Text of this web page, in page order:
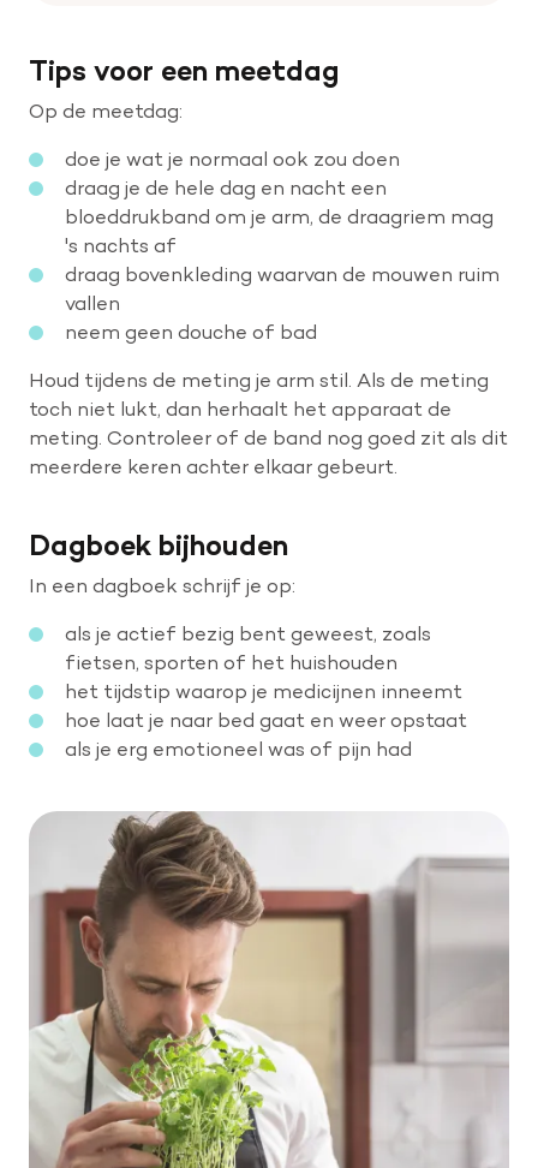
Tips voor een meetdag
Op de meetdag:
doe je wat je normaal ook zou doen
draag je de hele dag en nacht een
bloeddrukband om je arm, de draagriem mag
's nachts af
draag bovenkleding waarvan de mouwen ruim
vallen
neem geen douche of bad
Houd tijdens de meting je arm stil. Als de meting
toch niet lukt, dan herhaalt het apparaat de
meting. Controleer of de band nog goed zit als dit
meerdere keren achter elkaar gebeurt.
Dagboek bijhouden
In een dagboek schrijf je op:
als je actief bezig bent geweest, zoals
fietsen, sporten of het huishouden
het tijdstip waarop je medicijnen inneemt
hoe laat je naar bed gaat en weer opstaat
als je erg emotioneel was of pijn had